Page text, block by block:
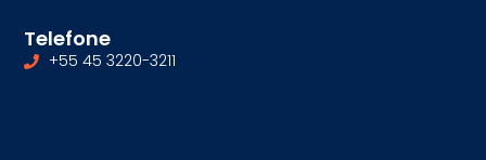
Telefone
+55 45 3220-3211